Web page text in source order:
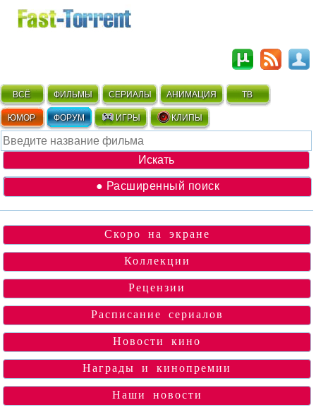
ВСЁ ФИЛЬМЫ СЕРИАЛЫ АНИМАЦИЯ ТВ
ЮМОР ФОРУМ ИГРЫ КЛИПЫ
● Расширенный поиск
Скоро на экране
Коллекции
Рецензии
Расписание сериалов
Новости кино
Награды и кинопремии
Наши новости